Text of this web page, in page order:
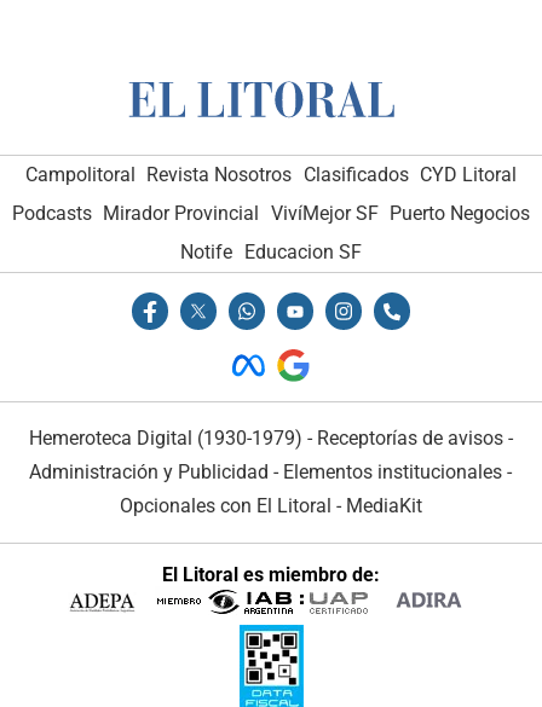
Campolitoral Revista Nosotros Clasificados CYD Litoral
Podcasts Mirador Provincial VivíMejor SF Puerto Negocios
Notife
Educacion SF
Hemeroteca Digital (1930-1979) - Receptorías de avisos -
Administración y Publicidad - Elementos institucionales -
Opcionales con El Litoral - MediaKit
El Litoral es miembro de: